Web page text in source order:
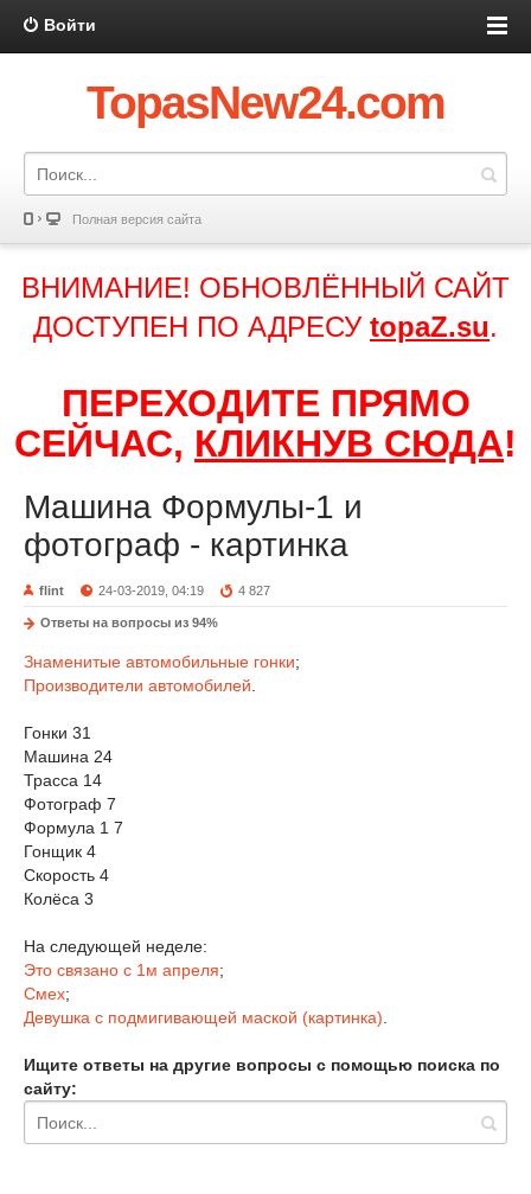
Войти
TopasNew24.com
Полная версия сайта
ВНИМАНИЕ! ОБНОВЛЁННЫЙ САЙТ
ДОСТУПЕН ПО АДРЕСУ topaZ.su.
ПЕРЕХОДИТЕ ПРЯМО
СЕЙЧАС, КЛИКНУВ СЮДА!
Машина Формулы-1 и
фотограф - картинка
flint 24-03-2019, 04:19 4 827
Ответы на вопросы из 94%
Знаменитые автомобильные гонки;
Производители автомобилей
Гонки 31
Машина 24
Трасса 14
Фотограф 7
Формула 1 7
Гонщик 4
Скорость 4
Колёса 3
На следующей неделе:
Это связано с 1м апреля;
Смех;
Девушка с подмигивающей маской (картинка)
Ищите ответы на другие вопросы с помощью поиска по
сайту: